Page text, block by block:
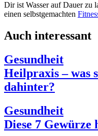
Dir ist Wasser auf Dauer zu
einen selbstgemachten
Auch interessant
Gesundheit
Heilpraxis – was
dahinter?
Gesundheit
Diese 7 Gewürze